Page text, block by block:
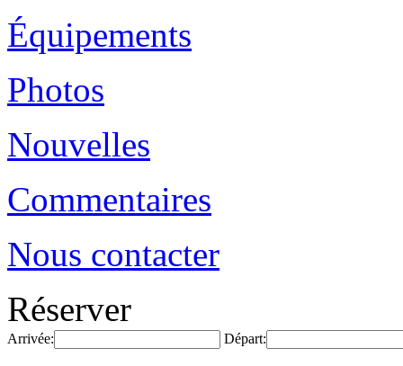
Équipements
Photos
Nouvelles
Commentaires
Nous contacter
Réserver
Arrivée: Départ: